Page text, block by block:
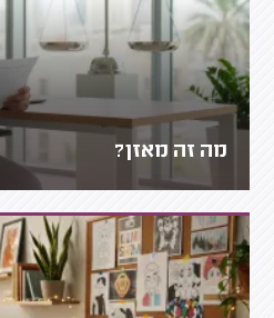
מה זה מאזן?